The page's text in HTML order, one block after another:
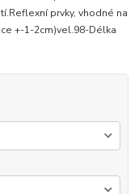
prvky, vhodné na
+-1-2cm)vel.98-Délka